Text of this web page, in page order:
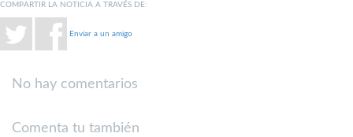
COMPARTIR LA NOTICIA A TRAVÉS DE:
Enviar a un amigo
No hay comentarios
Comenta tu también